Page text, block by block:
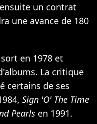
un contrat
une avance de 180
en 1978 et
La critique
certains de ses
Sign 'O' The Time
Pearls en 1991.